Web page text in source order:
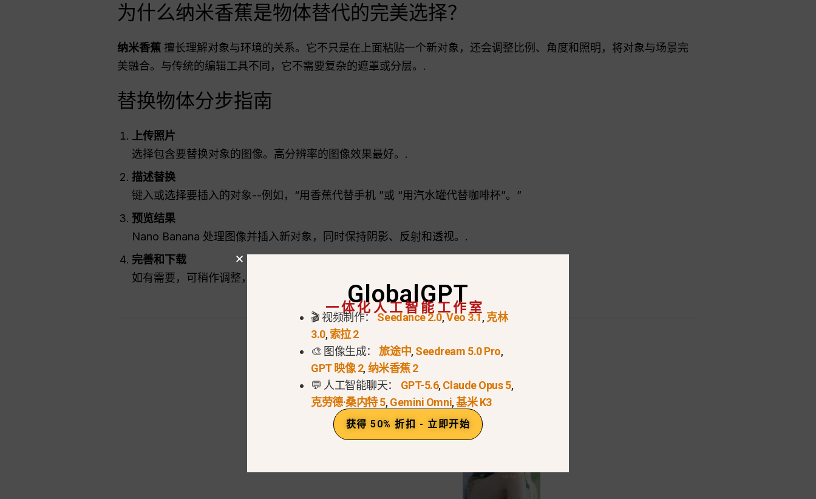
为什么纳米香蕉是物体替代的完美选择？
纳米香蕉 擅长理解对象与环境的关系。它不只是在上面粘贴一个新对象，还会调整比例、角度和照明，将对象与场景完
美融合。与传统的编辑工具不同，它不需要复杂的遮罩或分层。.
替换物体分步指南
上传照片
选择包含要替换对象的图像。高分辨率的图像效果最好。.
描述替换
键入或选择要插入的对象--例如，“用香蕉代替手机 ”或 “用汽水罐代替咖啡杯”。”
预览结果
Nano Banana 处理图像并插入新对象，同时保持阴影、反射和透视。.
完善和下载
如有需要，可稍作调整，然后下载完成的图像。结果将看起来自然而专业。.
GlobalGPT
一体化人工智能工作室
🎬 视频制作：Seedance 2.0,Veo 3.1,克林
3.0,索拉 2
🎨 图像生成： 旅途中,Seedream 5.0 Pro,
GPT 映像 2,纳米香蕉 2
💬 人工智能聊天： GPT-5.6,Claude Opus 5,
克劳德·桑内特 5,Gemini Omni,基米 K3
获得 50% 折扣 - 立即开始